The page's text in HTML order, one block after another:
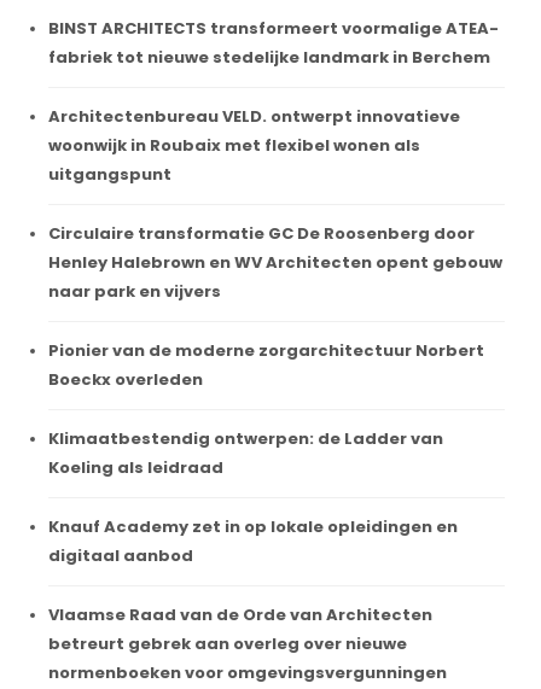
BINST ARCHITECTS transformeert voormalige ATEA-
fabriek tot nieuwe stedelijke landmark in Berchem
Architectenbureau VELD. ontwerpt innovatieve
woonwijk in Roubaix met flexibel wonen als
uitgangspunt
Circulaire transformatie GC De Roosenberg door
Henley Halebrown en WV Architecten opent gebouw
naar park en vijvers
Pionier van de moderne zorgarchitectuur Norbert
Boeckx overleden
Klimaatbestendig ontwerpen: de Ladder van
Koeling als leidraad
Knauf Academy zet in op lokale opleidingen en
digitaal aanbod
Vlaamse Raad van de Orde van Architecten
betreurt gebrek aan overleg over nieuwe
normenboeken voor omgevingsvergunningen